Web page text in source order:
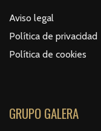
Aviso legal
Política de privacidad
Política de cookies
GRUPO GALERA